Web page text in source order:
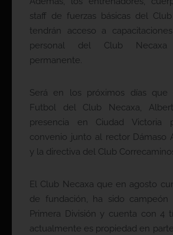
staff de fuerzas básicas del Club
tendrán acceso a
personal del Club
permanente.
Será en los próximos días que
Futbol del Club Necaxa,
presencia en Ciudad Victoria
convenio junto al rector Dámaso
y la directiva del Club
El Club Necaxa que en agosto
de fundación, ha sido
Primera División y cuenta con 4
actualmente es propiedad en